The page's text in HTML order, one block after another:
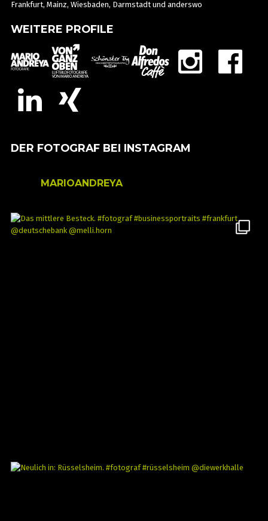
Frankfurt, Mainz, Wiesbaden, Darmstadt und anderswo
WEITERE PROFILE
DER FOTOGRAF BEI INSTAGRAM
MARIOANDREYA